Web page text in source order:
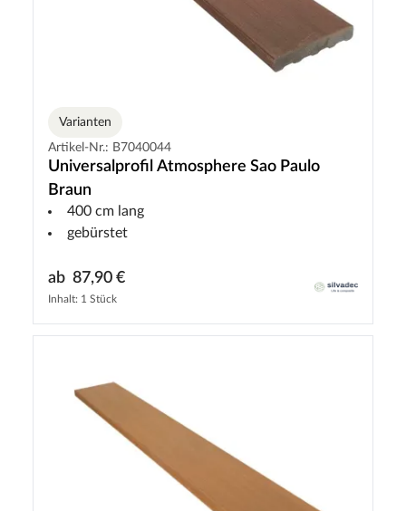
Varianten
Artikel-Nr.: B7040044
Universalprofil Atmosphere Sao Paulo
Braun
400 cm lang
gebürstet
ab 87,90 €
Inhalt: 1 Stück